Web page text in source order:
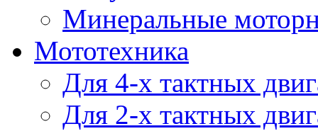
Минеральные
Мототехника
Для 4-х тактных
Для 2-х тактных